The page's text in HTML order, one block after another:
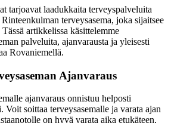
tarjoavat laadukkaita terveyspalveluita
terveysasema, joka sijaitsee
artikkelissa käsittelemme
palveluita, ajanvarausta ja yleisesti
Rovaniemellä.
Ajanvaraus
ajanvaraus onnistuu helposti
Voit soittaa terveysasemalle ja varata ajan
on hyvä varata aika etukäteen,